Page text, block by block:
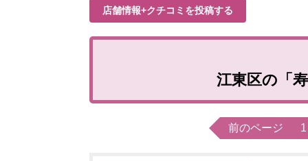
店舗情報+クチコミを投稿する
江東区の「
前のページ 1